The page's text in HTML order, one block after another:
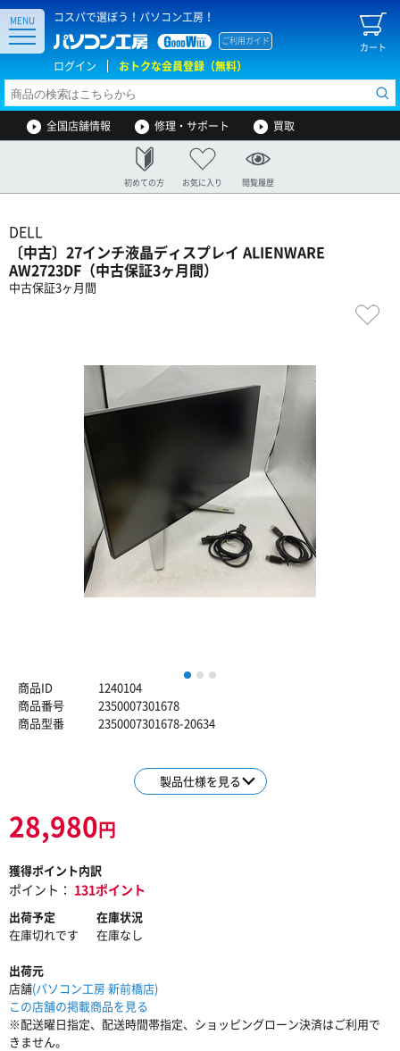
コスパで選ぼう！パソコン工房！
カート
ご利用ガイド
ログイン おトクな会員登録（無料）
MENU
全国店舗情報 修理・サポート 買取
初めての方 お気に入り 閲覧履歴
DELL
〔中古〕27インチ液晶ディスプレイ ALIENWARE
AW2723DF（中古保証3ヶ月間）
中古保証3ヶ月間
1 2
商品ID
1240104
商品番号
2350007301678
商品型番
2350007301678-20634
製品仕様を見る
28,980円
獲得ポイント内訳
ポイント： 131ポイント
出荷予定
在庫切れです
在庫状況
在庫なし
出荷元
店舗(パソコン工房 新前橋店)
この店舗の掲載商品を見る
※配送曜日指定、配送時間帯指定、ショッピングローン決済はご利用で
きません。